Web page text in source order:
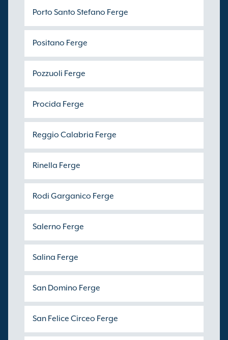
Porto Santo Stefano Ferge
Positano Ferge
Pozzuoli Ferge
Procida Ferge
Reggio Calabria Ferge
Rinella Ferge
Rodi Garganico Ferge
Salerno Ferge
Salina Ferge
San Domino Ferge
San Felice Circeo Ferge